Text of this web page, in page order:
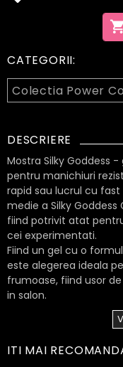
CATEGORII:
Colectia Power
DESCRIERE
Mostra Silky Goddess
pentru manichiuri
rapid sau lucrul cu
medie a Silky
fiind potrivit atat
cei experimentati.
Fiind un gel cu o
este alegerea ideala
frumoase, fiind usor
in salon.
persoanelor sensibile
ITI MAI